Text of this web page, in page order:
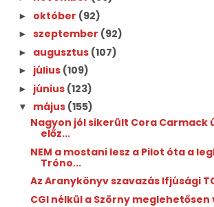
► október (92)
► szeptember (92)
► augusztus (107)
► július (109)
► június (123)
▼ május (155)
Nagyon jól sikerült Cora Carmack
előz...
NEM a mostani lesz a Pilot óta a
Tróno...
Az Aranykönyv szavazás Ifjúsági
CGI nélkül a Szörny meglehetősen